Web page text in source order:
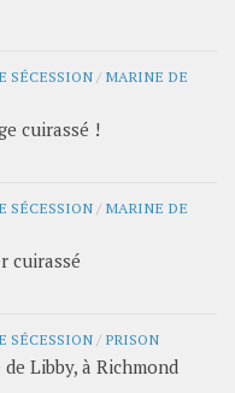
SÉCESSION/ MARINE DE
cuirassé !
SÉCESSION/ MARINE DE
cuirassé
SÉCESSION/ PRISON
Libby, à Richmond